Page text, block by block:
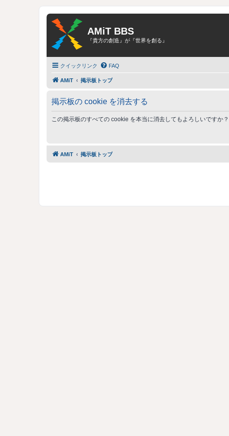
AMiT BBS
『貴方の創造』が『世界を創る』
クイックリンク FAQ
AMiT 掲示板トップ
掲示板の cookie を消去する
この掲示板のすべての cookie を本当に消去してもよろしいですか？
AMiT 掲示板トップ